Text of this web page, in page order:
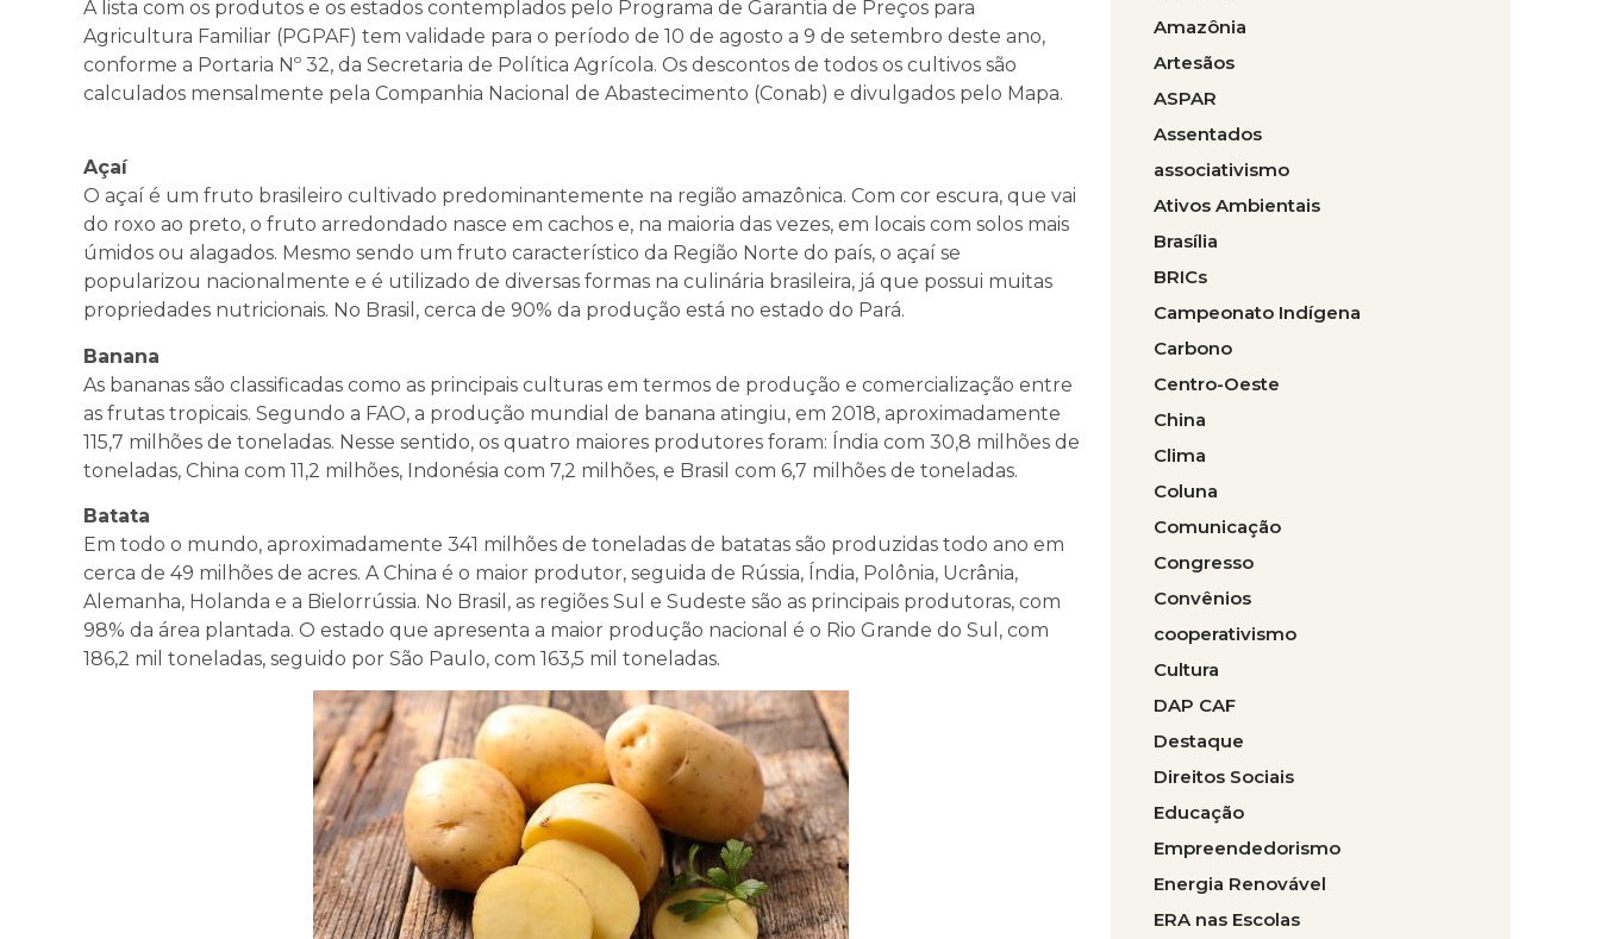
A lista com os produtos e os estados contemplados pelo Programa de Garantia de Preços para
Agricultura Familiar (PGPAF) tem validade para o período de 10 de agosto a 9 de setembro deste ano,
conforme a Portaria Nº 32, da Secretaria de Política Agrícola. Os descontos de todos os cultivos são
calculados mensalmente pela Companhia Nacional de Abastecimento (Conab) e divulgados pelo Mapa.
Açaí
O açaí é um fruto brasileiro cultivado predominantemente na região amazônica. Com cor escura, que vai
do roxo ao preto, o fruto arredondado nasce em cachos e, na maioria das vezes, em locais com solos mais
úmidos ou alagados. Mesmo sendo um fruto característico da Região Norte do país, o açaí se
popularizou nacionalmente e é utilizado de diversas formas na culinária brasileira, já que possui muitas
propriedades nutricionais. No Brasil, cerca de 90% da produção está no estado do Pará.
Banana
As bananas são classificadas como as principais culturas em termos de produção e comercialização entre
as frutas tropicais. Segundo a FAO, a produção mundial de banana atingiu, em 2018, aproximadamente
115,7 milhões de toneladas. Nesse sentido, os quatro maiores produtores foram: Índia com 30,8 milhões de
toneladas, China com 11,2 milhões, Indonésia com 7,2 milhões, e Brasil com 6,7 milhões de toneladas.
Batata
Em todo o mundo, aproximadamente 341 milhões de toneladas de batatas são produzidas todo ano em
cerca de 49 milhões de acres. A China é o maior produtor, seguida de Rússia, Índia, Polônia, Ucrânia,
Alemanha, Holanda e a Bielorrússia. No Brasil, as regiões Sul e Sudeste são as principais produtoras, com
98% da área plantada. O estado que apresenta a maior produção nacional é o Rio Grande do Sul, com
186,2 mil toneladas, seguido por São Paulo, com 163,5 mil toneladas.
Amazônia
Artesãos
ASPAR
Assentados
associativismo
Ativos Ambientais
Brasília
BRICs
Campeonato Indígena
Carbono
Centro-Oeste
China
Clima
Coluna
Comunicação
Congresso
Convênios
cooperativismo
Cultura
DAP CAF
Destaque
Direitos Sociais
Educação
Empreendedorismo
Energia Renovável
ERA nas Escolas